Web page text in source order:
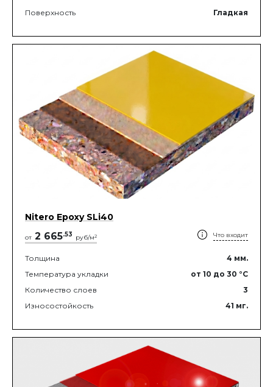
Поверхность
Гладкая
Nitero Epoxy SLi40
от 2 665.53 руб/м2 Что входит
Толщина 4 мм.
Температура укладки
от 10 до 30 °C
Количество слоев
3
Износостойкость
41 мг.